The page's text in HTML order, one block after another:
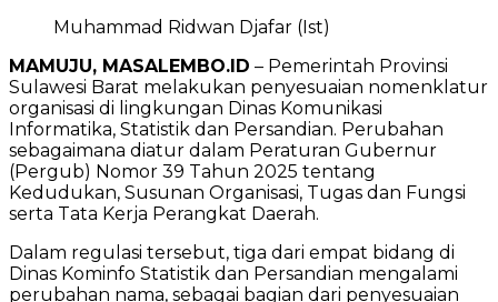
Muhammad Ridwan Djafar (Ist)
MAMUJU, MASALEMBO.ID – Pemerintah Provinsi
Sulawesi Barat melakukan penyesuaian nomenklatur
organisasi di lingkungan Dinas Komunikasi
Informatika, Statistik dan Persandian. Perubahan
sebagaimana diatur dalam Peraturan Gubernur
(Pergub) Nomor 39 Tahun 2025 tentang
Kedudukan, Susunan Organisasi, Tugas dan Fungsi
serta Tata Kerja Perangkat Daerah.
Dalam regulasi tersebut, tiga dari empat bidang di
Dinas Kominfo Statistik dan Persandian mengalami
perubahan nama, sebagai bagian dari penyesuaian